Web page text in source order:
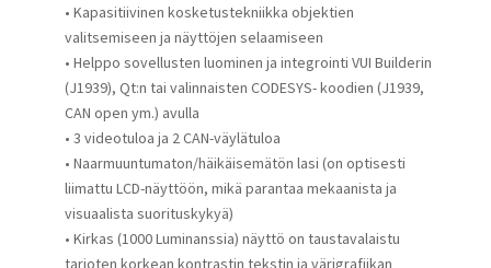
• Kapasitiivinen kosketustekniikka objektien
valitsemiseen ja näyttöjen selaamiseen
• Helppo sovellusten luominen ja integrointi VUI Builderin
(J1939), Qt:n tai valinnaisten CODESYS- koodien (J1939,
CAN open ym.) avulla
• 3 videotuloa ja 2 CAN-väylätuloa
• Naarmuuntumaton/häikäisemätön lasi (on optisesti
liimattu LCD-näyttöön, mikä parantaa mekaanista ja
visuaalista suorituskykyä)
• Kirkas (1000 Luminanssia) näyttö on taustavalaistu
tarjoten korkean kontrastin tekstin ja värigrafiikan